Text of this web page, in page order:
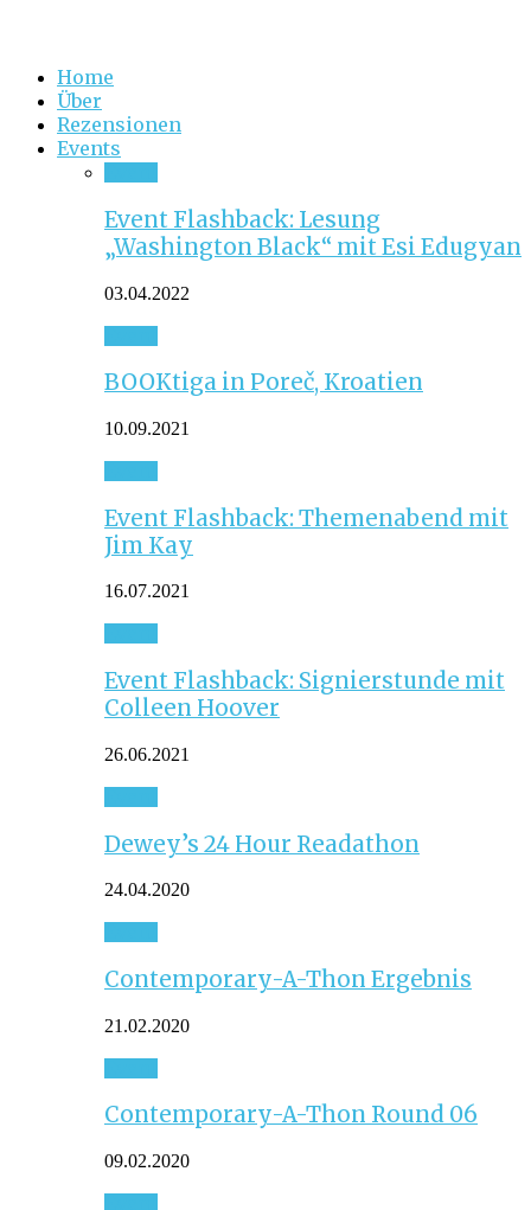
Home
Über
Rezensionen
Events
Event Flashback: Lesung
„Washington Black“ mit Esi Edugyan
03.04.2022
BOOKtiga in Poreč, Kroatien
10.09.2021
Event Flashback: Themenabend mit
Jim Kay
16.07.2021
Event Flashback: Signierstunde mit
Colleen Hoover
26.06.2021
Dewey’s 24 Hour Readathon
24.04.2020
Contemporary-A-Thon Ergebnis
21.02.2020
Contemporary-A-Thon Round 06
09.02.2020